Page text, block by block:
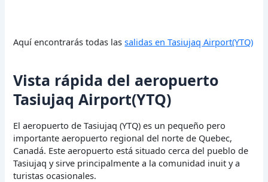
Aquí encontrarás todas lassalidas en Tasiujaq Airport(YTQ)
Vista rápida del aeropuerto
Tasiujaq Airport(YTQ)
El aeropuerto de Tasiujaq (YTQ) es un pequeño pero
importante aeropuerto regional del norte de Quebec,
Canadá. Este aeropuerto está situado cerca del pueblo de
Tasiujaq y sirve principalmente a la comunidad inuit y a
turistas ocasionales.